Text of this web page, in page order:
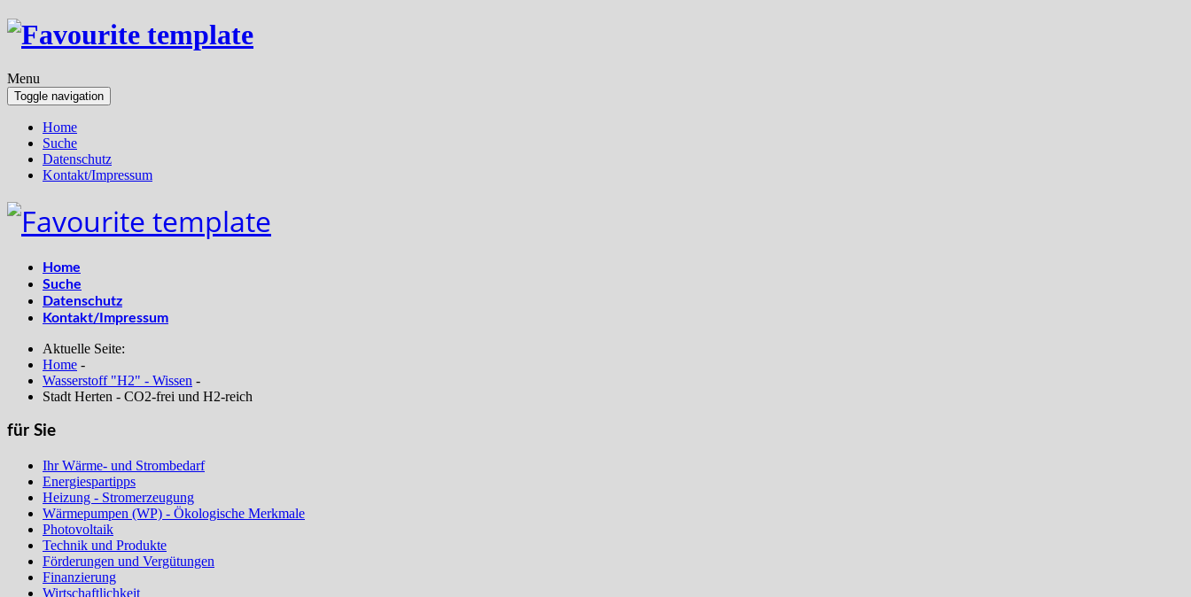
Menu
Toggle navigation
Home
Suche
Datenschutz
Kontakt/Impressum
Home
Suche
Datenschutz
Kontakt/Impressum
Aktuelle Seite:
Home -
Wasserstoff "H2" - Wissen -
Stadt Herten - CO2-frei und H2-reich
für Sie
Ihr Wärme- und Strombedarf
Energiespartipps
Heizung - Stromerzeugung
Wärmepumpen (WP) - Ökologische Merkmale
Photovoltaik
Technik und Produkte
Förderungen und Vergütungen
Finanzierung
Wirtschaftlichkeit